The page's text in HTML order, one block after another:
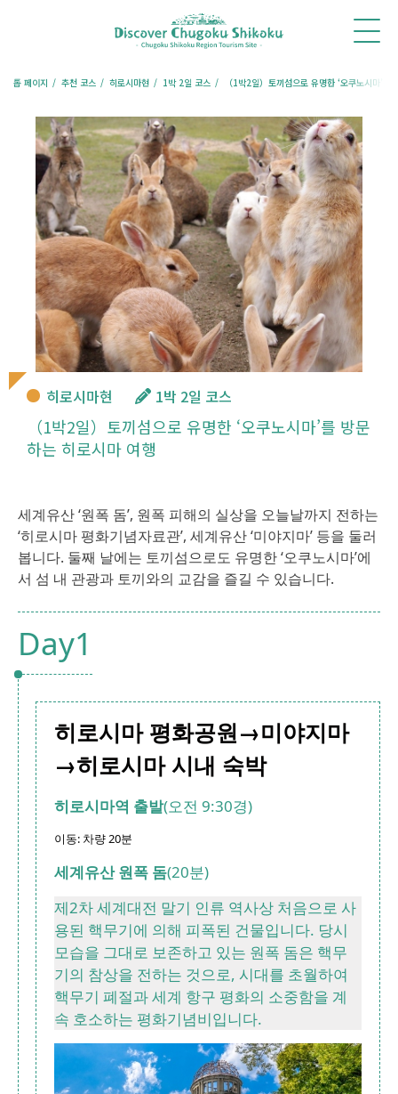
톱 페이지 추천 코스 히로시마현 1박 2일 코스 （1박2일）토끼섬으로 유명한 ‘오쿠노시마’를
히로시마현 1박 2일 코스
（1박2일）토끼섬으로 유명한 ‘오쿠노시마’를 방문
하는 히로시마 여행
세계유산 ‘원폭 돔’, 원폭 피해의 실상을 오늘날까지 전하는
‘히로시마 평화기념자료관’, 세계유산 ‘미야지마’ 등을 둘러
봅니다. 둘째 날에는 토끼섬으로도 유명한 ‘오쿠노시마’에
서 섬 내 관광과 토끼와의 교감을 즐길 수 있습니다.
Day1
히로시마 평화공원→미야지마
→히로시마 시내 숙박
히로시마역 출발(오전 9:30경)
이동: 차량 20분
세계유산 원폭 돔(20분)
제2차 세계대전 말기 인류 역사상 처음으로 사
용된 핵무기에 의해 피폭된 건물입니다. 당시
모습을 그대로 보존하고 있는 원폭 돔은 핵무
기의 참상을 전하는 것으로, 시대를 초월하여
핵무기 폐절과 세계 항구 평화의 소중함을 계
속 호소하는 평화기념비입니다.
체
험・
추천
코스
여행
칼럼
레스토랑
예약